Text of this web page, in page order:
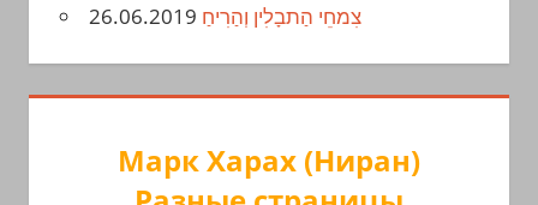
צִמחֵי הַתבָלִין וְהַרִיחַ 26.06.2019
Марк Харах (Ниран)